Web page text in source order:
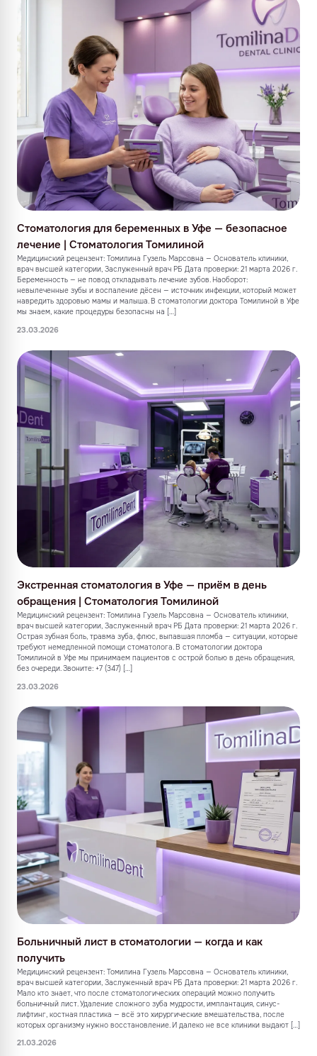
Стоматология для беременных в Уфе — безопасное
лечение | Стоматология Томилиной
Медицинский рецензент: Томилина Гузель Марсовна — Основатель клиники,
врач высшей категории, Заслуженный врач РБ Дата проверки: 21 марта 2026 г.
Беременность — не повод откладывать лечение зубов. Наоборот:
невылеченные зубы и воспаление дёсен — источник инфекции, который может
навредить здоровью мамы и малыша. В стоматологии доктора Томилиной в Уфе
мы знаем, какие процедуры безопасны на […]
23.03.2026
Экстренная стоматология в Уфе — приём в день
обращения | Стоматология Томилиной
Медицинский рецензент: Томилина Гузель Марсовна — Основатель клиники,
врач высшей категории, Заслуженный врач РБ Дата проверки: 21 марта 2026 г.
Острая зубная боль, травма зуба, флюс, выпавшая пломба — ситуации, которые
требуют немедленной помощи стоматолога. В стоматологии доктора
Томилиной в Уфе мы принимаем пациентов с острой болью в день обращения,
без очереди. Звоните: +7 (347) […]
23.03.2026
Больничный лист в стоматологии — когда и как
получить
Медицинский рецензент: Томилина Гузель Марсовна — Основатель клиники,
врач высшей категории, Заслуженный врач РБ Дата проверки: 21 марта 2026 г.
Мало кто знает, что после стоматологических операций можно получить
больничный лист. Удаление сложного зуба мудрости, имплантация, синус-
лифтинг, костная пластика — всё это хирургические вмешательства, после
которых организму нужно восстановление. И далеко не все клиники выдают […]
21.03.2026